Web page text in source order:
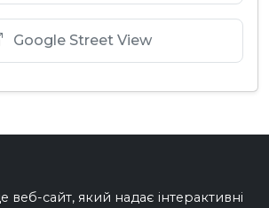
Google Street View
сайт, який надає інтерактивні